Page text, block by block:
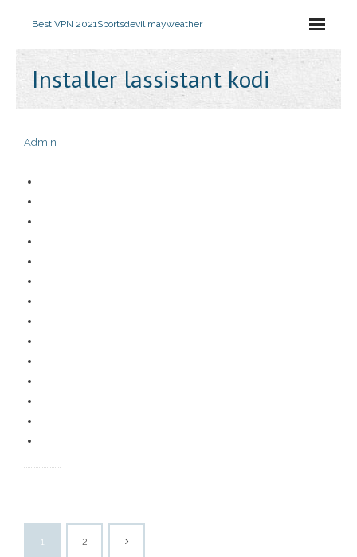
Best VPN 2021Sportsdevil mayweather
Installer lassistant kodi
Admin
1 2